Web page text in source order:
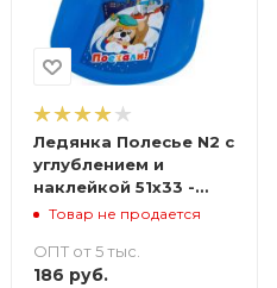
Ледянка Полесье N2 с
углублением и
наклейкой 51х33 -
синяя
Товар не продается
ОПТ от 5 тыс.
186 руб.